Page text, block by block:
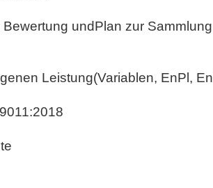
undPlan zur Sammlung
Leistung(Variablen, EnPl,